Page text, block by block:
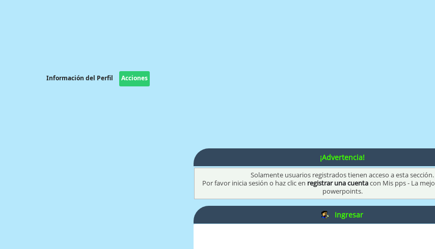
Información del Perfil Acciones
¡Advertencia!
Solamente usuarios registrados tienen acceso a esta sección.
Por favor inicia sesión o haz clic en registrar una cuentacon Mis pps - La
powerpoints.
Ingresar